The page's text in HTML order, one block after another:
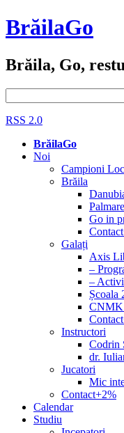
BrăilaGo
Brăila, Go,
RSS 2.0
BrăilaGo
Noi
Campioni
Brăila
Go in
Galați
Axis
–
–
Școala
CNMK
Instructori
Codrin
dr.
Jucatori
Mic
Contact+2%
Calendar
Studiu